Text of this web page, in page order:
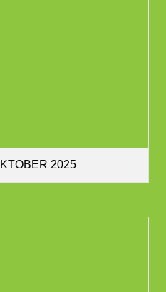
2025